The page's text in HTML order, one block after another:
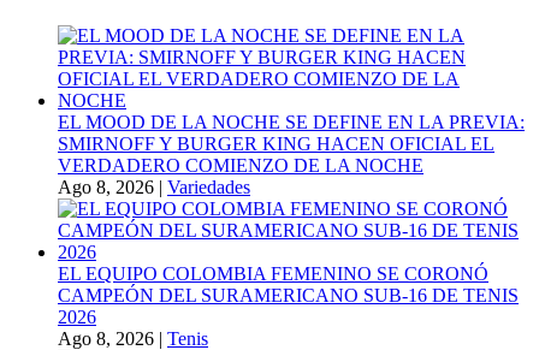
EL MOOD DE LA NOCHE SE DEFINE EN LA PREVIA:
SMIRNOFF Y BURGER KING HACEN OFICIAL EL
VERDADERO COMIENZO DE LA NOCHE
Ago 8, 2026 | Variedades
EL EQUIPO COLOMBIA FEMENINO SE CORONÓ
CAMPEÓN DEL SURAMERICANO SUB-16 DE TENIS
2026
Ago 8, 2026 | Tenis